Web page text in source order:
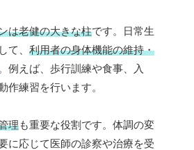
は老健の大きな柱です。日常生
て、 利用者の身体機能の維持・
。例えば、歩行訓練や食事、入
作練習を行います。
理も重要な役割です。体調の変
に応じて医師の診察や治療を受